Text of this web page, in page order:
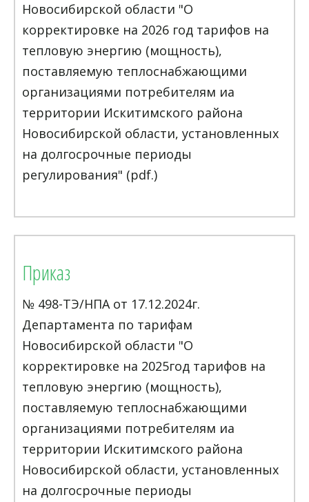
Новосибирской области "О
корректировке на 2026 год тарифов на
тепловую энергию (мощность),
поставляемую теплоснабжающими
организациями потребителям иа
территории Искитимского района
Новосибирской области, установленных
на долгосрочные периоды
регулирования" (pdf.)
Приказ
№ 498-ТЭ/НПА от 17.12.2024г.
Департамента по тарифам
Новосибирской области "О
корректировке на 2025год тарифов на
тепловую энергию (мощность),
поставляемую теплоснабжающими
организациями потребителям иа
территории Искитимского района
Новосибирской области, установленных
на долгосрочные периоды